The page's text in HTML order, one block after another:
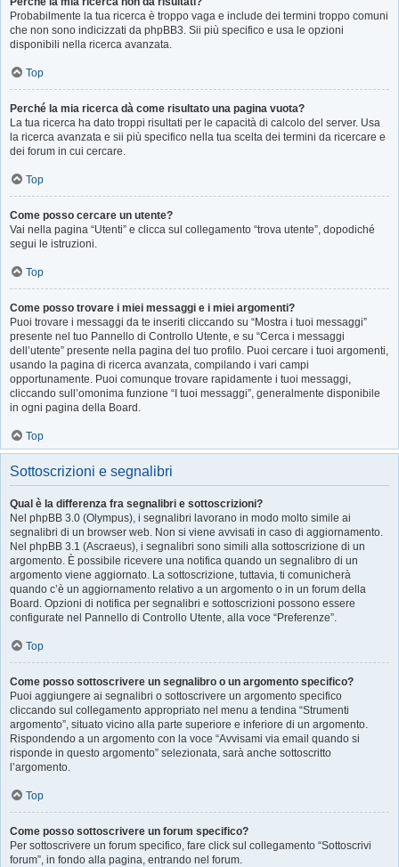
Probabilmente la tua ricerca è troppo vaga e include dei termini troppo comuni
che non sono indicizzati da phpBB3. Sii più specifico e usa le opzioni
disponibili nella ricerca avanzata.
Top
Perché la mia ricerca dà come risultato una pagina vuota?
La tua ricerca ha dato troppi risultati per le capacità di calcolo del server. Usa
la ricerca avanzata e sii più specifico nella tua scelta dei termini da ricercare e
dei forum in cui cercare.
Top
Come posso cercare un utente?
Vai nella pagina “Utenti” e clicca sul collegamento “trova utente”, dopodiché
segui le istruzioni.
Top
Come posso trovare i miei messaggi e i miei argomenti?
Puoi trovare i messaggi da te inseriti cliccando su “Mostra i tuoi messaggi”
presente nel tuo Pannello di Controllo Utente, e su “Cerca i messaggi
dell’utente” presente nella pagina del tuo profilo. Puoi cercare i tuoi argomenti,
usando la pagina di ricerca avanzata, compilando i vari campi
opportunamente. Puoi comunque trovare rapidamente i tuoi messaggi,
cliccando sull’omonima funzione “I tuoi messaggi”, generalmente disponibile
in ogni pagina della Board.
Top
Sottoscrizioni e segnalibri
Qual è la differenza fra segnalibri e sottoscrizioni?
Nel phpBB 3.0 (Olympus), i segnalibri lavorano in modo molto simile ai
segnalibri di un browser web. Non si viene avvisati in caso di aggiornamento.
Nel phpBB 3.1 (Ascraeus), i segnalibri sono simili alla sottoscrizione di un
argomento. È possibile ricevere una notifica quando un segnalibro di un
argomento viene aggiornato. La sottoscrizione, tuttavia, ti comunicherà
quando c’è un aggiornamento relativo a un argomento o in un forum della
Board. Opzioni di notifica per segnalibri e sottoscrizioni possono essere
configurate nel Pannello di Controllo Utente, alla voce “Preferenze”.
Top
Come posso sottoscrivere un segnalibro o un argomento specifico?
Puoi aggiungere ai segnalibri o sottoscrivere un argomento specifico
cliccando sul collegamento appropriato nel menu a tendina “Strumenti
argomento”, situato vicino alla parte superiore e inferiore di un argomento.
Rispondendo a un argomento con la voce “Avvisami via email quando si
risponde in questo argomento” selezionata, sarà anche sottoscritto
l’argomento.
Top
Come posso sottoscrivere un forum specifico?
Per sottoscrivere un forum specifico, fare click sul collegamento “Sottoscrivi
forum”, in fondo alla pagina, entrando nel forum.